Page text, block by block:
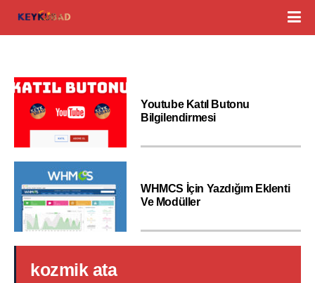
Youtube Katıl Butonu
Bilgilendirmesi
WHMCS İçin Yazdığım Eklenti
Ve Modüller
kozmik ata